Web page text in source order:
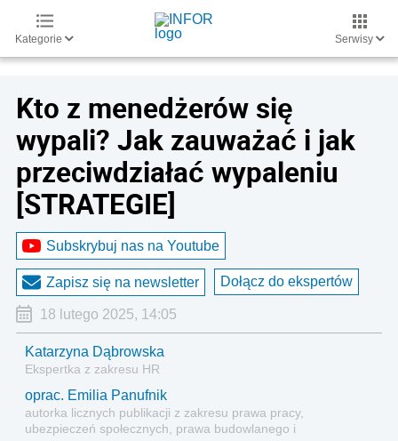
Kategorie Serwisy
Kto z menedżerów się
wypali? Jak zauważać i jak
przeciwdziałać wypaleniu
[STRATEGIE]
Subskrybuj nas na Youtube
Zapisz się na newsletter Dołącz do ekspertów
18 lutego 2025, 14:05
Katarzyna Dąbrowska
Ekspertka z zakresu HR
oprac. Emilia Panufnik
autorka licznych publikacji z zakresu prawa pracy,
ubezpieczeń społecznych, prawa budowlanego i